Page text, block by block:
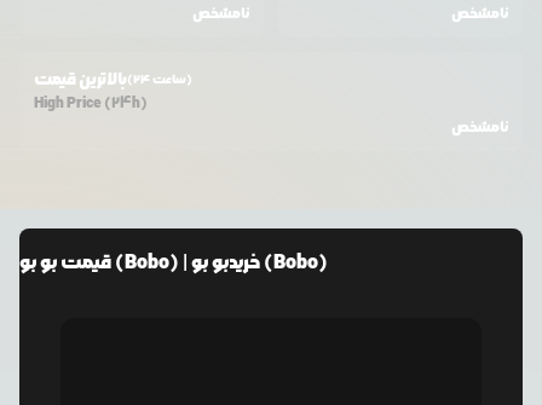
نامشخص
نامشخص
بالاترین قیمت (24 ساعت)
High Price (24h)
نامشخص
قیمتبو بو (Bobo) | خریدبو بو (Bobo)